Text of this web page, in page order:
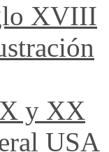
XVIII
y XX
USA